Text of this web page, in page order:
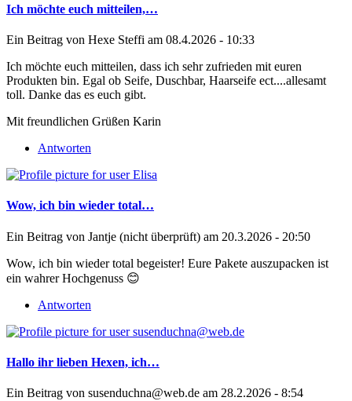
Ich möchte euch mitteilen,…
Ein Beitrag von Hexe Steffi am 08.4.2026 - 10:33
Ich möchte euch mitteilen, dass ich sehr zufrieden mit euren
Produkten bin. Egal ob Seife, Duschbar, Haarseife ect....allesamt
toll. Danke das es euch gibt.
Mit freundlichen Grüßen Karin
Antworten
Wow, ich bin wieder total…
Ein Beitrag von Jantje (nicht überprüft) am 20.3.2026 - 20:50
Wow, ich bin wieder total begeister! Eure Pakete auszupacken ist
ein wahrer Hochgenuss 😊
Antworten
Hallo ihr lieben Hexen, ich…
Ein Beitrag von susenduchna@web.de am 28.2.2026 - 8:54